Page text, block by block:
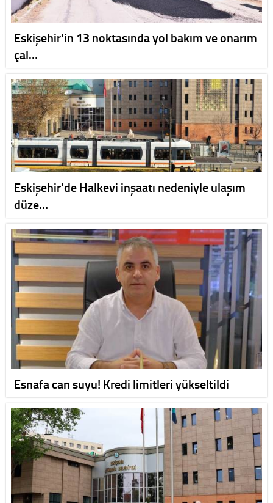
Eskişehir'in 13 noktasında yol bakım ve onarım
çal…
Eskişehir'de Halkevi inşaatı nedeniyle ulaşım
düze…
Esnafa can suyu! Kredi limitleri yükseltildi